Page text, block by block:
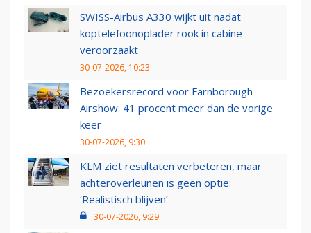
SWISS-Airbus A330 wijkt uit nadat
koptelefoonoplader rook in cabine
veroorzaakt
30-07-2026, 10:23
Bezoekersrecord voor Farnborough
Airshow: 41 procent meer dan de vorige
keer
30-07-2026, 9:30
KLM ziet resultaten verbeteren, maar
achteroverleunen is geen optie:
‘Realistisch blijven’
30-07-2026, 9:29